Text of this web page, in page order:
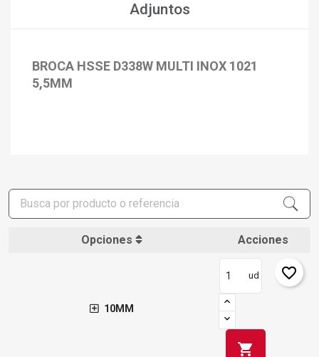
Adjuntos
BROCA HSSE D338W MULTI INOX 1021
5,5MM
Opciones Acciones
10MM
ud
shopping_cart
favorite_border